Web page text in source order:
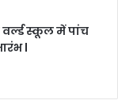
स्कूल में पांच
l